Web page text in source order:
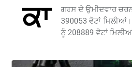
ਕਾ
ਗਰਸ ਦੇ ਉਮੀਦਵਾਰ
390053 ਵੋਟਾਂ
ਨੂੰ 208889 ਵੋਟਾਂ